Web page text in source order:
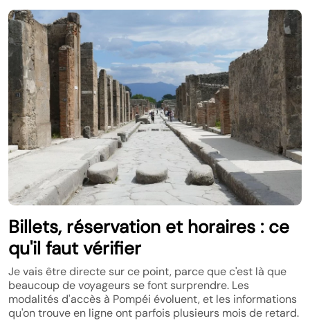
Billets, réservation et horaires : ce
qu'il faut vérifier
Je vais être directe sur ce point, parce que c'est là que
beaucoup de voyageurs se font surprendre. Les
modalités d'accès à Pompéi évoluent, et les informations
qu'on trouve en ligne ont parfois plusieurs mois de retard.